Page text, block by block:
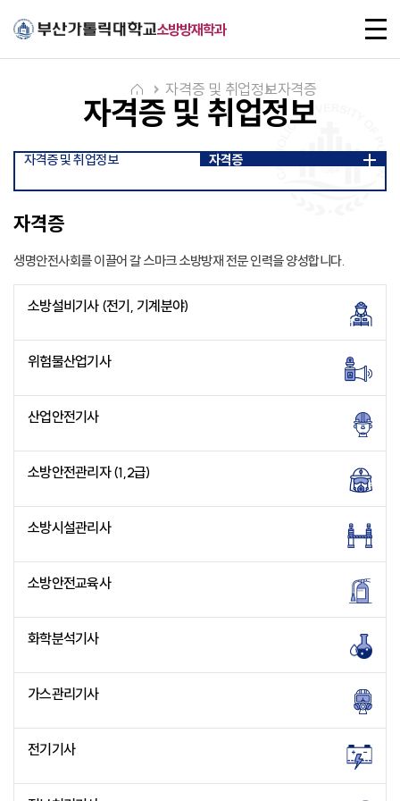
소방방재학과
전
체
메
자격증 및 취업정보
자격증 및 취업정보자격증
자격증 및 취업정보 자격증
자격증
생명안전사회를 이끌어 갈 스마크 소방방재 전문 인력을 양성합니다.
소방설비기사 (전기, 기계분야)
위험물산업기사
산업안전기사
소방안전관리자 (1,2급)
소방시설관리사
소방안전교육사
화학분석기사
가스관리기사
전기기사